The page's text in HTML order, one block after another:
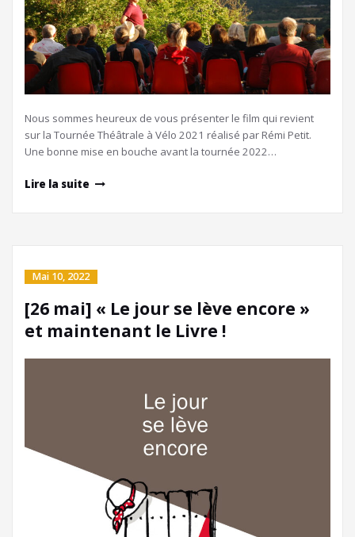
Nous sommes heureux de vous présenter le film qui revient
sur la Tournée Théâtrale à Vélo 2021 réalisé par Rémi Petit.
Une bonne mise en bouche avant la tournée 2022…
Lire la suite
Mai 10, 2022
[26 mai] « Le jour se lève encore »
et maintenant le Livre !